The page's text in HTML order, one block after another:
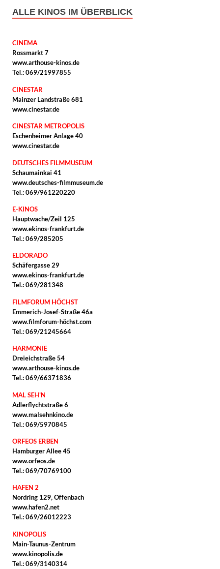
ALLE KINOS IM ÜBERBLICK
CINEMA
Rossmarkt 7
www.arthouse-kinos.de
Tel.: 069/21997855
CINESTAR
Mainzer Landstraße 681
www.cinestar.de
CINESTAR METROPOLIS
Eschenheimer Anlage 40
www.cinestar.de
DEUTSCHES FILMMUSEUM
Schaumainkai 41
www.deutsches-filmmuseum.de
Tel.: 069/961220220
E-KINOS
Hauptwache/Zeil 125
www.ekinos-frankfurt.de
Tel.: 069/285205
ELDORADO
Schäfergasse 29
www.ekinos-frankfurt.de
Tel.: 069/281348
FILMFORUM HÖCHST
Emmerich-Josef-Straße 46a
www.filmforum-höchst.com
Tel.: 069/21245664
HARMONIE
Dreieichstraße 54
www.arthouse-kinos.de
Tel.: 069/66371836
MAL SEH'N
Adlerflychtstraße 6
www.malsehnkino.de
Tel.: 069/5970845
ORFEOS ERBEN
Hamburger Allee 45
www.orfeos.de
Tel.: 069/70769100
HAFEN 2
Nordring 129, Offenbach
www.hafen2.net
Tel.: 069/26012223
KINOPOLIS
Main-Taunus-Zentrum
www.kinopolis.de
Tel.: 069/3140314